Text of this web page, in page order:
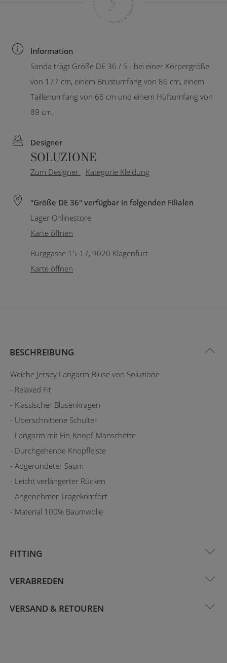
Information
Sanda trägt Größe DE 36 / S - bei einer Körpergröße
von 177 cm, einem Brustumfang von 86 cm, einem
Taillenumfang von 66 cm und einem Hüftumfang von
89 cm.
Designer
SOLUZIONE
Zum Designer Kategorie Kleidung
"Größe DE 36" verfügbar in folgenden Filialen
Lager Onlinestore
Karte öffnen
Burggasse 15-17, 9020 Klagenfurt
Karte öffnen
BESCHREIBUNG
Weiche Jersey Langarm-Bluse von Soluzione
- Relaxed Fit
- Klassischer Blusenkragen
- Überschnittene Schulter
- Langarm mit Ein-Knopf-Manschette
- Durchgehende Knopfleiste
- Abgerundeter Saum
- Leicht verlängerter Rücken
- Angenehmer Tragekomfort
- Material 100% Baumwolle
FITTING
VERABREDEN
VERSAND & RETOUREN